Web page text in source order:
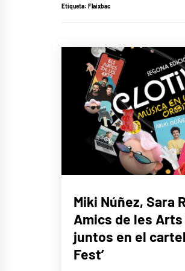
Etiqueta: Flaixbac
Miki Núñez, Sara
Amics de les Arts
juntos en el
Fest’